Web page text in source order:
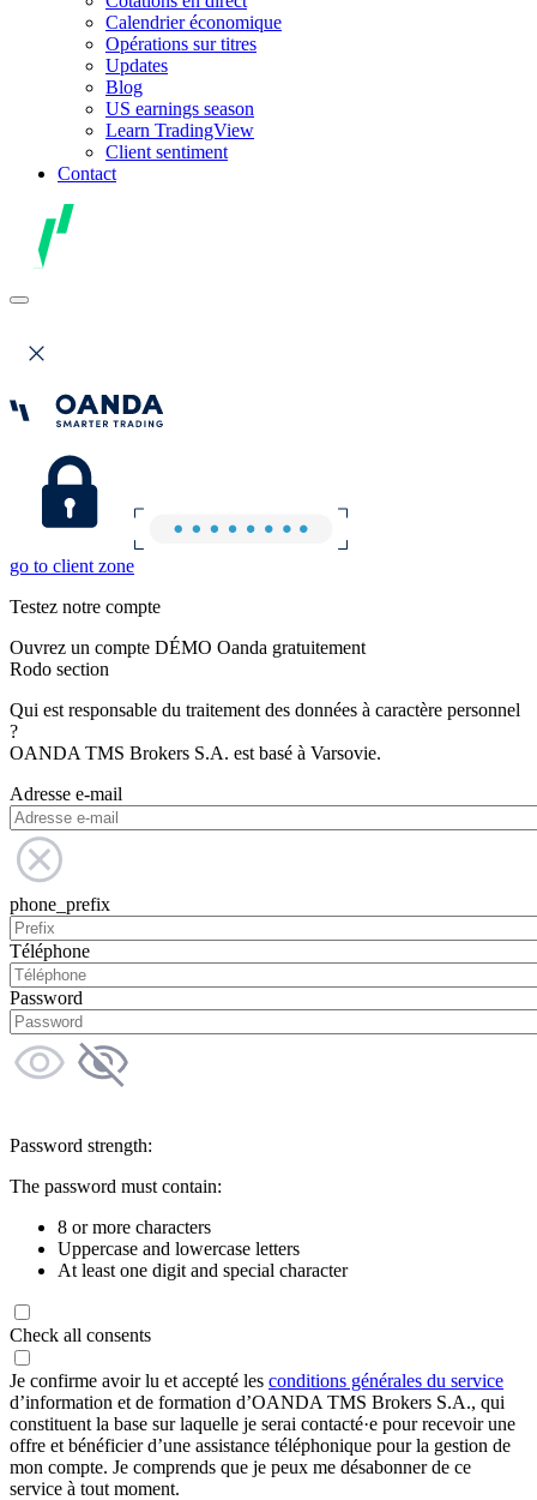
Calendrier économique
Opérations sur titres
Updates
Blog
US earnings season
Learn TradingView
Client sentiment
Contact
go to client zone
Testez notre compte
Ouvrez un compte DÉMO Oanda gratuitement
Rodo section
Qui est responsable du traitement des données à caractère personnel
?
OANDA TMS Brokers S.A. est basé à Varsovie.
Adresse e-mail
phone_prefix
Téléphone
Password
Password strength:
The password must contain:
8 or more characters
Uppercase and lowercase letters
At least one digit and special character
Check all consents
Je confirme avoir lu et accepté les conditions générales du service
d’information et de formation d’OANDA TMS Brokers S.A., qui
constituent la base sur laquelle je serai contacté·e pour recevoir une
offre et bénéficier d’une assistance téléphonique pour la gestion de
mon compte. Je comprends que je peux me désabonner de ce
service à tout moment.